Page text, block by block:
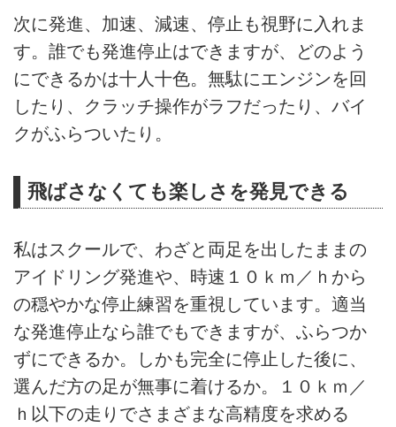
次に発進、加速、減速、停止も視野に入れま
す。誰でも発進停止はできますが、どのよう
にできるかは十人十色。無駄にエンジンを回
したり、クラッチ操作がラフだったり、バイ
クがふらついたり。
飛ばさなくても楽しさを発見できる
私はスクールで、わざと両足を出したままの
アイドリング発進や、時速１０ｋｍ／ｈから
の穏やかな停止練習を重視しています。適当
な発進停止なら誰でもできますが、ふらつか
ずにできるか。しかも完全に停止した後に、
選んだ方の足が無事に着けるか。１０ｋｍ／
ｈ以下の走りでさまざまな高精度を求める